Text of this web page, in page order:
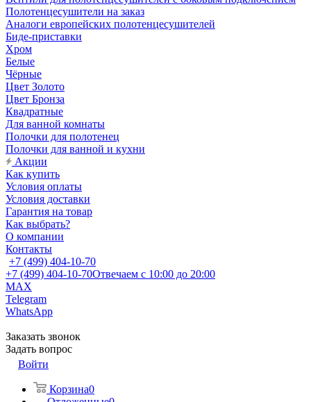
Полотенцесушители на заказ
Аналоги европейских полотенцесушителей
Биде-приставки
Хром
Белые
Чёрные
Цвет Золото
Цвет Бронза
Квадратные
Для ванной комнаты
Полочки для полотенец
Полочки для ванной и кухни
Акции
Как купить
Условия оплаты
Условия доставки
Гарантия на товар
Как выбрать?
О компании
Контакты
+7 (499) 404-10-70
+7 (499) 404-10-70Отвечаем с 10:00 до 20:00
MAX
Telegram
WhatsApp
Заказать звонок
Задать вопрос
Войти
Корзина0